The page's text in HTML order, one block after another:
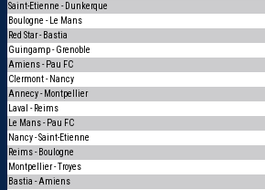
Saint-Etienne - Dunkerque
Boulogne - Le Mans
Red Star - Bastia
Guingamp - Grenoble
Amiens - Pau FC
Clermont - Nancy
Annecy - Montpellier
Laval - Reims
Le Mans - Pau FC
Nancy - Saint-Etienne
Reims - Boulogne
Montpellier - Troyes
Bastia - Amiens